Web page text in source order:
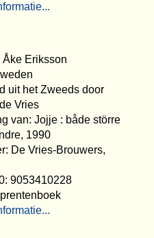
Åke Eriksson
uit het Zweeds door
Vries
van: Jojje : både större
1990
De Vries-Brouwers,
9053410228